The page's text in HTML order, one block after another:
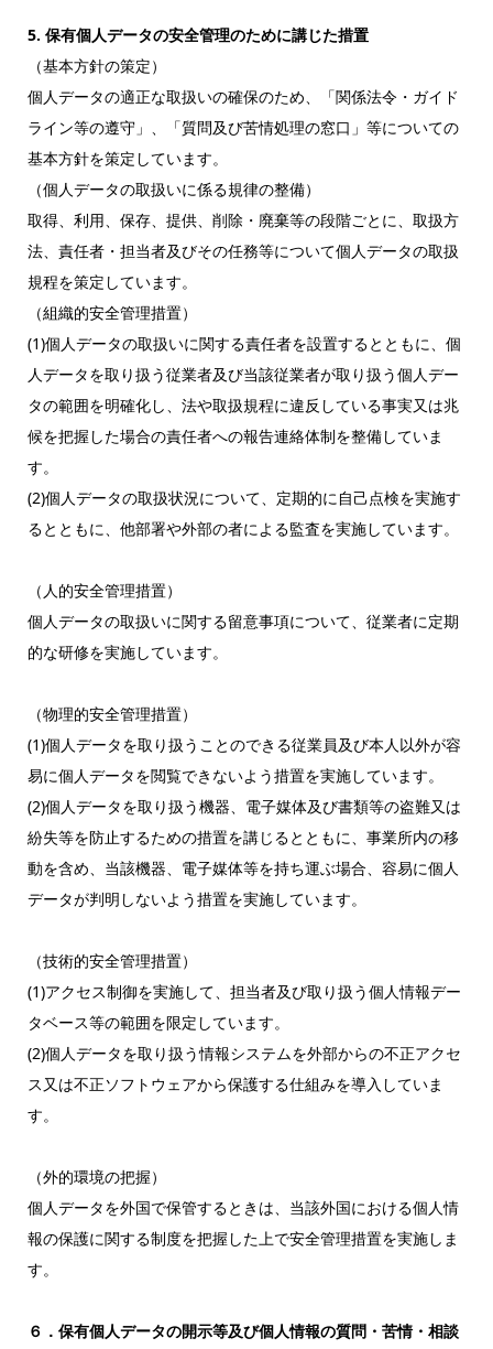
5. 保有個人データの安全管理のために講じた措置
（基本方針の策定）
個人データの適正な取扱いの確保のため、「関係法令・ガイド
ライン等の遵守」、「質問及び苦情処理の窓口」等についての
基本方針を策定しています。
（個人データの取扱いに係る規律の整備）
取得、利用、保存、提供、削除・廃棄等の段階ごとに、取扱方
法、責任者・担当者及びその任務等について個人データの取扱
規程を策定しています。
（組織的安全管理措置）
(1)個人データの取扱いに関する責任者を設置するとともに、個
人データを取り扱う従業者及び当該従業者が取り扱う個人デー
タの範囲を明確化し、法や取扱規程に違反している事実又は兆
候を把握した場合の責任者への報告連絡体制を整備していま
す。
(2)個人データの取扱状況について、定期的に自己点検を実施す
るとともに、他部署や外部の者による監査を実施しています。
（人的安全管理措置）
個人データの取扱いに関する留意事項について、従業者に定期
的な研修を実施しています。
（物理的安全管理措置）
(1)個人データを取り扱うことのできる従業員及び本人以外が容
易に個人データを閲覧できないよう措置を実施しています。
(2)個人データを取り扱う機器、電子媒体及び書類等の盗難又は
紛失等を防止するための措置を講じるとともに、事業所内の移
動を含め、当該機器、電子媒体等を持ち運ぶ場合、容易に個人
データが判明しないよう措置を実施しています。
（技術的安全管理措置）
(1)アクセス制御を実施して、担当者及び取り扱う個人情報デー
タベース等の範囲を限定しています。
(2)個人データを取り扱う情報システムを外部からの不正アクセ
ス又は不正ソフトウェアから保護する仕組みを導入していま
す。
（外的環境の把握）
個人データを外国で保管するときは、当該外国における個人情
報の保護に関する制度を把握 した上で安全管理措置を実施しま
す。
６．保有個人データの開示等及び個人情報の質問・苦情・相談